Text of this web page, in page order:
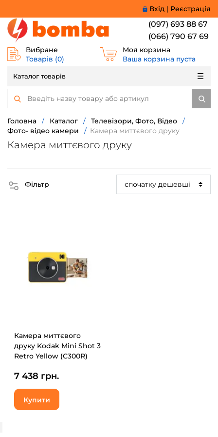
Вхід | Реєстрація
(097) 693 88 67
(066) 790 67 69
Вибране
Товарів (0)
Моя корзина
Ваша корзина пуста
Каталог товарів
Головна / Каталог / Телевізори, Фото, Відео
/
Фото- відео камери
/ Камера миттєвого друку
Камера миттєвого друку
Фільтр
Камера миттєвого
друку Kodak Mini Shot 3
Retro Yellow (C300R)
7 438 грн.
Купити